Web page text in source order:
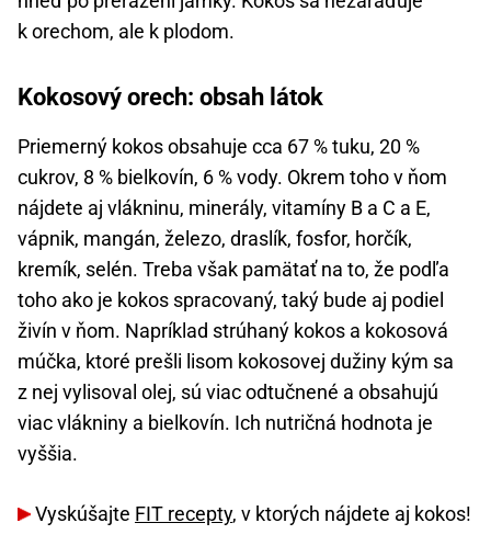
k orechom, ale k plodom.
Kokosový orech: obsah látok
Priemerný kokos obsahuje cca 67 % tuku, 20 %
cukrov, 8 % bielkovín, 6 % vody. Okrem toho v ňom
nájdete aj vlákninu, minerály, vitamíny B a C a E,
vápnik, mangán, železo, draslík, fosfor, horčík,
kremík, selén. Treba však pamätať na to, že podľa
toho ako je kokos spracovaný, taký bude aj podiel
živín v ňom. Napríklad strúhaný kokos a kokosová
múčka, ktoré prešli lisom kokosovej dužiny kým sa
z nej vylisoval olej, sú viac odtučnené a obsahujú
viac vlákniny a bielkovín. Ich nutričná hodnota je
vyššia.
Vyskúšajte FIT recepty, v ktorých nájdete aj kokos!